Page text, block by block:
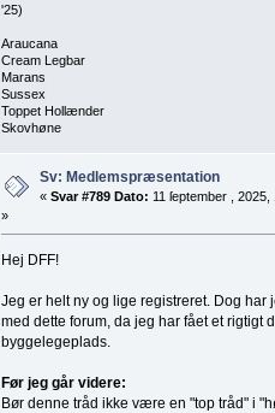
'25)
Araucana
Cream Legbar
Marans
Sussex
Toppet Hollænder
Skovhøne
Sv: Medlemspræsentation
« Svar #789 Dato: 11 ſeptember , 2025,
»
Hej DFF!
Jeg er helt ny og lige registreret. Dog
med dette forum, da jeg har fået et rigtigt
byggelegeplads.
Før jeg går videre:
Bør denne tråd ikke være en "top tråd" i